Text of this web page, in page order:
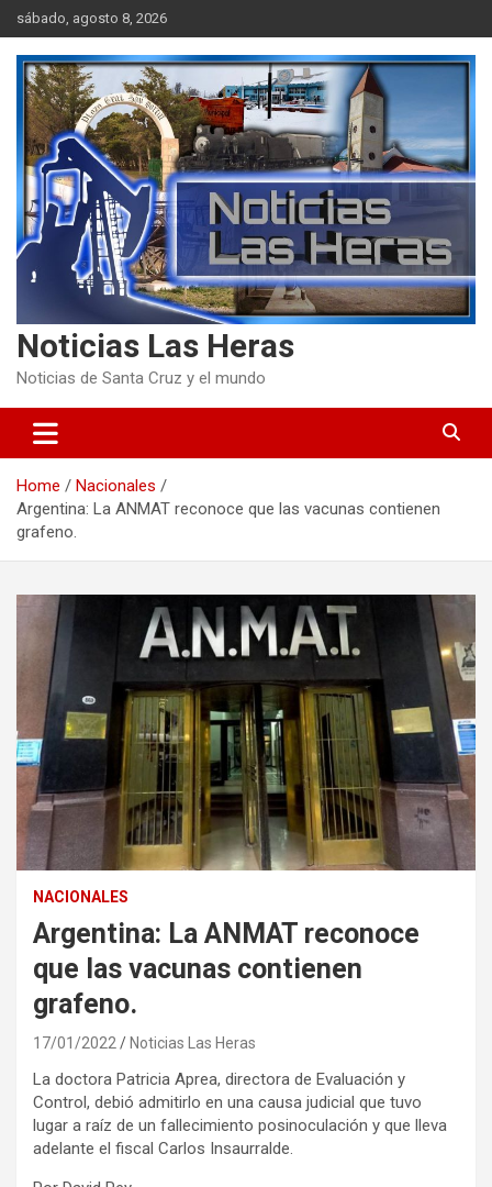
Skip
to
content
sábado, agosto 8, 2026
Noticias Las Heras
Noticias de Santa Cruz y el mundo
Home
Nacionales
Argentina: La ANMAT reconoce que las vacunas contienen
grafeno.
NACIONALES
Argentina: La ANMAT reconoce
que las vacunas contienen
grafeno.
17/01/2022 Noticias Las Heras
La doctora Patricia Aprea, directora de Evaluación y
Control, debió admitirlo en una causa judicial que tuvo
lugar a raíz de un fallecimiento posinoculación y que lleva
adelante el fiscal Carlos Insaurralde.